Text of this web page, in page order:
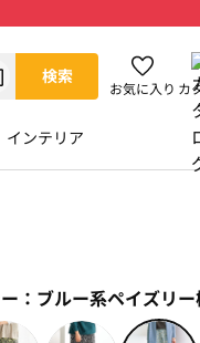
検索
お気に入り カ
インテリア
： ブルー系ペイズリ